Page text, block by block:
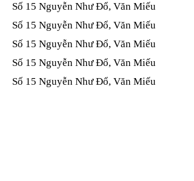
Số 15 Nguyễn Như Đổ, Văn Miếu​​​​
Số 15 Nguyễn Như Đổ, Văn Miếu​​​​
Số 15 Nguyễn Như Đổ, Văn Miếu​​​​
Số 15 Nguyễn Như Đổ, Văn Miếu​​​​
Số 15 Nguyễn Như Đổ, Văn Miếu​​​​